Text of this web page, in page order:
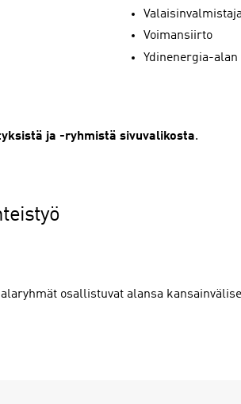
Voimansiirto
Ydinenergia-
ja -ryhmistä sivuvalikosta.
osallistuvat alansa